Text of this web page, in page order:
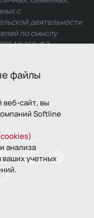
файлы
веб-сайт, вы
Softline
анализа
учетных
с
деятельности
по смыслу
№ 168-ФЗ.